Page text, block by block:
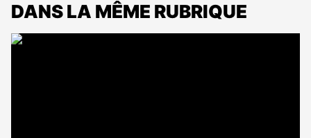
DANS LA MÊME RUBRIQUE